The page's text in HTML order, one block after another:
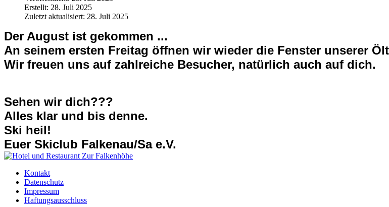
Erstellt: 28. Juli 2025
Zuletzt aktualisiert: 28. Juli 2025
Der August ist gekommen ...
An seinem ersten Freitag öffnen wir wieder die Fenster unserer
Wir freuen uns auf zahlreiche Besucher, natürlich auch auf dich.
Sehen wir dich???
Alles klar und bis denne.
Ski heil!
Euer Skiclub Falkenau/Sa e.V.
Kontakt
Datenschutz
Impressum
Haftungsausschluss